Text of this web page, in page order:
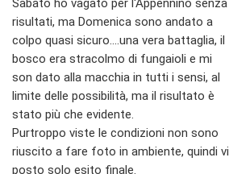
Sabato ho vagato per l'Appennino senza
risultati, ma Domenica sono andato a
colpo quasi sicuro....una vera battaglia, il
bosco era stracolmo di fungaioli e mi
son dato alla macchia in tutti i sensi, al
limite delle possibilità, ma il risultato è
stato più che evidente.
Purtroppo viste le condizioni non sono
riuscito a fare foto in ambiente, quindi vi
posto solo esito finale.